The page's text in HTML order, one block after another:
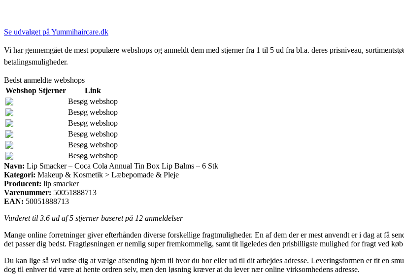
Se udvalget på Yummihaircare.dk
Vi har gennemgået de mest populære webshops og anmeldt dem med stjerner fra 1 til 5 ud fra bl.a. deres prisniveau,
betalingsmuligheder.
Bedst anmeldte webshops
Webshop Stjerner
Link
Besøg webshop
Besøg webshop
Besøg webshop
Besøg webshop
Besøg webshop
Besøg webshop
Navn: Lip Smacker – Coca Cola Annual Tin Box Lip Balms – 6 Stk
Kategori: Makeup & Kosmetik > Læbepomade & Pleje
Producent: lip smacker
Varenummer: 50051888713
EAN: 50051888713
Vurderet til 3.6 ud af 5 stjerner baseret på 12 anmeldelser
Mange online forretninger giver efterhånden diverse forskellige fragtmuligheder. En af dem der er mest anvendt er i dag at få
det passer dig bedst. Fragtløsningen er nemlig super fremkommelig, samt tit ligeledes den prisbilligste mulighed for fragt ved
Du kan lige så vel udse dig at vælge afsending hjem til hvor du bor eller ud til dit arbejdes adresse. Leveringsformen er tit en
dog til enhver tid være at hente ordren selv, men den løsning kræver at du lever nær online virksomhedens adresse.